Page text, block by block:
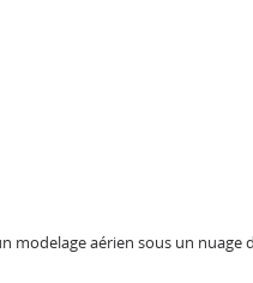
modelage aérien sous un nuage